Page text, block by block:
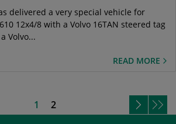
delivered a very special vehicle for
12x4/8 with a Volvo 16TAN steered tag
Volvo...
READ MORE
1 2